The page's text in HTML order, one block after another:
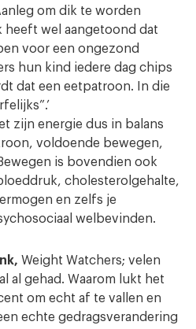
om dik te worden
heeft wel aangetoond dat
voor een ongezond
hun kind iedere dag chips
dat een eetpatroon. In die
zijn energie dus in balans
voldoende bewegen,
is bovendien ook
cholesterolgehalte,
en zelfs je
welbevinden.
Weight Watchers; velen
al gehad. Waarom lukt het
om echt af te vallen en
echte gedragsverandering